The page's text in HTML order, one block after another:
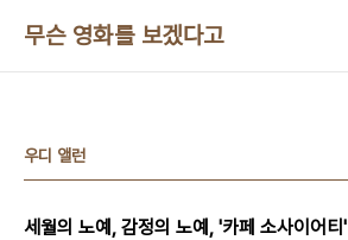
무슨 영화를 보겠다고
우디 앨런
세월의 노예, 감정의 노예, '카페 소사이어티'